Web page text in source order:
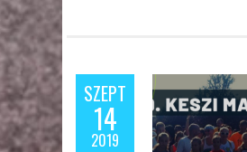
SZEPT
14
2019